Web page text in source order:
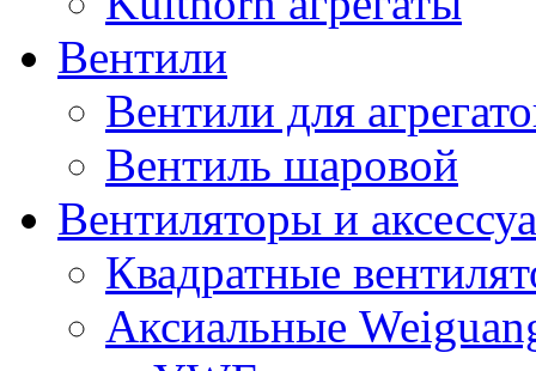
Вентили
Вентили для
Вентиль шаровой
Вентиляторы и
Квадратные
Аксиальные